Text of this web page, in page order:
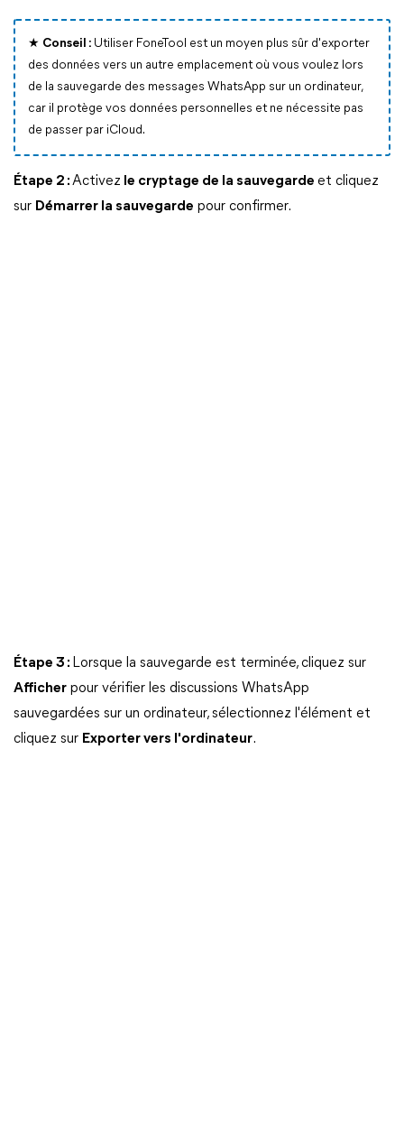
★ Conseil : Utiliser FoneTool est un moyen plus sûr d'exporter
des données vers un autre emplacement où vous voulez lors
de la sauvegarde des messages WhatsApp sur un ordinateur,
car il protège vos données personnelles et ne nécessite pas
de passer par iCloud.
Étape 2 :Activez le cryptage de la sauvegarde et cliquez
sur Démarrer la sauvegarde pour confirmer.
Étape 3 : Lorsque la sauvegarde est terminée, cliquez sur
Afficher pour vérifier les discussions WhatsApp
sauvegardées sur un ordinateur, sélectionnez l'élément et
cliquez sur Exporter vers l'ordinateur.